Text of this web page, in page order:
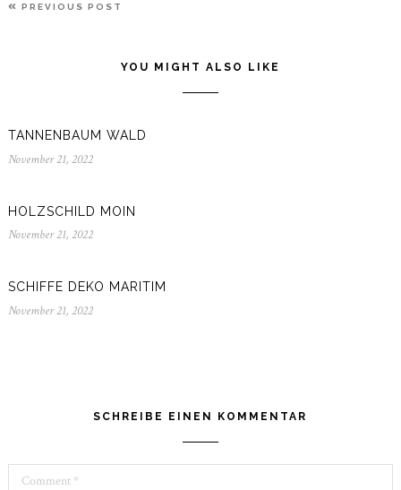
PREVIOUS POST
YOU MIGHT ALSO LIKE
TANNENBAUM WALD
November 21, 2022November
HOLZSCHILD MOIN
November 21, 2022November
SCHIFFE DEKO MARITIM
November 21, 2022November
SCHREIBE EINEN KOMMENTAR